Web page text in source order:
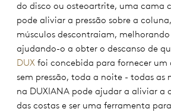
do disco ou osteoartrite, uma cama
pode aliviar a pressão sobre a
músculos descontraiam,
ajudando-o a obter o descanso de
DUX foi concebida para fornecer
sem pressão, toda a noite - todas as
na DUXIANA pode ajudar a aliviar a
das costas e ser uma ferramenta